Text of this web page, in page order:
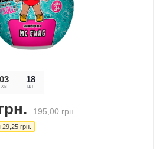
03
хв
10
сек
18
шт
195,00грн.
29,25 грн.